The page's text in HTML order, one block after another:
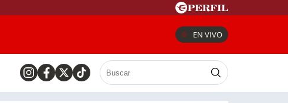
EN VIVO